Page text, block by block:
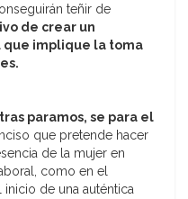
teñir de
de crear un
implique la toma
paramos, se para el
que pretende hacer
de la mujer en
como en el
inicio de una auténtica